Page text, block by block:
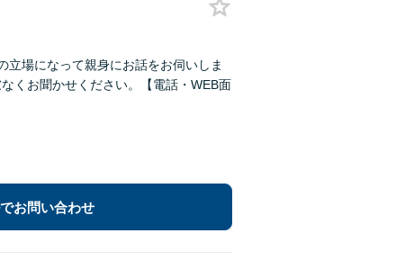
立場になって親身にお話をお伺いしま
くお聞かせください。【電話・WEB面
お問い合わせ